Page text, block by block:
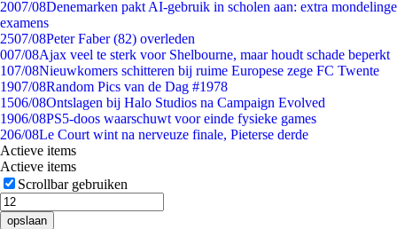
2007/08Denemarken pakt AI-gebruik in scholen aan: extra mondelinge
examens
2507/08Peter Faber (82) overleden
007/08Ajax veel te sterk voor Shelbourne, maar houdt schade beperkt
107/08Nieuwkomers schitteren bij ruime Europese zege FC Twente
1907/08Random Pics van de Dag #1978
1506/08Ontslagen bij Halo Studios na Campaign Evolved
1906/08PS5-doos waarschuwt voor einde fysieke games
206/08Le Court wint na nerveuze finale, Pieterse derde
Actieve items
Actieve items
Scrollbar gebruiken
opslaan